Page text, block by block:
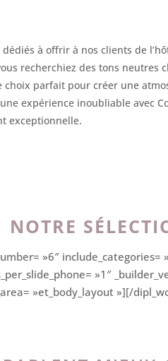
à offrir à nos clients de
recherchiez des tons neutres
parfait pour créer une
expérience inoubliable avec
exceptionnelle.
NOTRE
»6″ include_categories=
»1″
»et_body_layout »][/